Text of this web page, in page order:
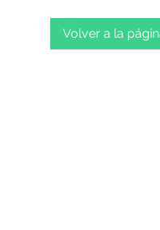
Volver a la